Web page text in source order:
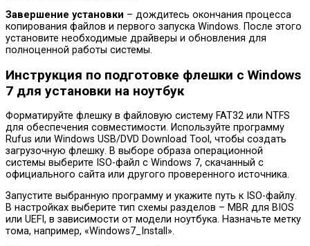
Завершение установки – дождитесь окончания процесса
копирования файлов и первого запуска Windows. После этого
установите необходимые драйверы и обновления для
полноценной работы системы.
Инструкция по подготовке флешки с Windows
7 для установки на ноутбук
Форматируйте флешку в файловую систему FAT32 или NTFS
для обеспечения совместимости. Используйте программу
Rufus или Windows USB/DVD Download Tool, чтобы создать
загрузочную флешку. В выборе образа операционной
системы выберите ISO-файл с Windows 7, скачанный с
официального сайта или другого проверенного источника.
Запустите выбранную программу и укажите путь к ISO-файлу.
В настройках выберите тип схемы разделов – MBR для BIOS
или UEFI, в зависимости от модели ноутбука. Назначьте метку
тома, например, «Windows7_Install».